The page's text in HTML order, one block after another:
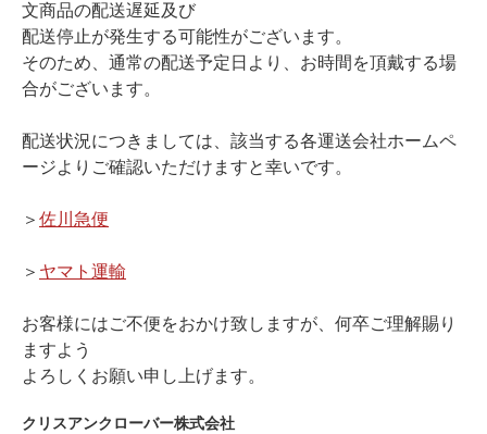
文商品の配送遅延及び
配送停止が発生する可能性がございます。
そのため、通常の配送予定日より、お時間を頂戴する場
合がございます。
配送状況につきましては、該当する各運送会社ホームペ
ージよりご確認いただけますと幸いです。
＞ 佐川急便
＞ ヤマト運輸
お客様にはご不便をおかけ致しますが、何卒ご理解賜り
ますよう
よろしくお願い申し上げます。
クリスアンクローバー株式会社